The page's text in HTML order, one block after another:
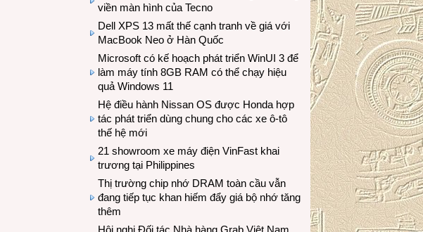
viền màn hình của Tecno
Dell XPS 13 mất thế cạnh tranh về giá với
MacBook Neo ở Hàn Quốc
Microsoft có kế hoạch phát triển WinUI 3 để
làm máy tính 8GB RAM có thể chạy hiệu
quả Windows 11
Hệ điều hành Nissan OS được Honda hợp
tác phát triển dùng chung cho các xe ô-tô
thế hệ mới
21 showroom xe máy điện VinFast khai
trương tại Philippines
Thị trường chip nhớ DRAM toàn cầu vẫn
đang tiếp tục khan hiếm đẩy giá bộ nhớ tăng
thêm
Hội nghị Đối tác Nhà hàng Grab Việt Nam